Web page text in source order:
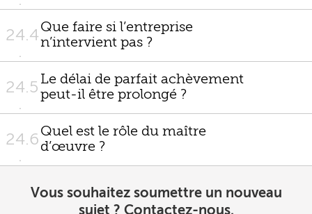
24.4 Que faire si l’entreprise
n’intervient pas ?
24.5 Le délai de parfait achèvement
peut-il être prolongé ?
24.6 Quel est le rôle du maître
d’œuvre ?
Vous souhaitez soumettre un nouveau
sujet ? Contactez-nous.